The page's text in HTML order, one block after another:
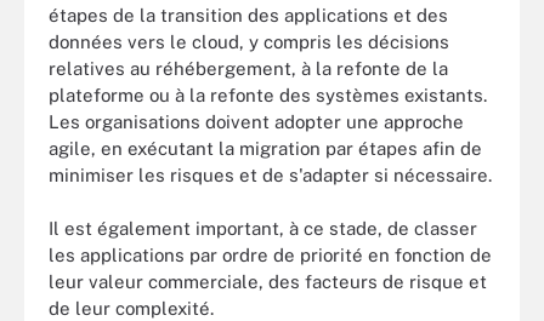
étapes de la transition des applications et des
données vers le cloud, y compris les décisions
relatives au réhébergement, à la refonte de la
plateforme ou à la refonte des systèmes existants.
Les organisations doivent adopter une approche
agile, en exécutant la migration par étapes afin de
minimiser les risques et de s'adapter si nécessaire.
Il est également important, à ce stade, de classer
les applications par ordre de priorité en fonction de
leur valeur commerciale, des facteurs de risque et
de leur complexité.